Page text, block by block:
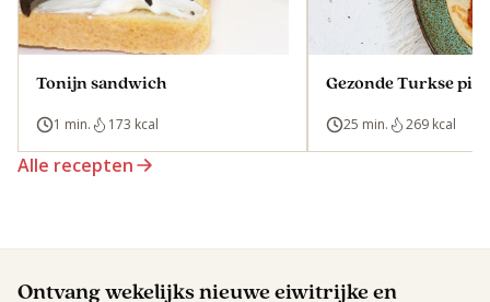
Tonijn sandwich
1 min. 173 kcal
Gezonde Turkse
25 min. 269 kcal
Alle recepten
Ontvang wekelijks nieuwe eiwitrijke en